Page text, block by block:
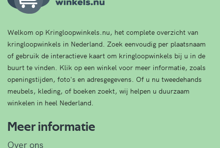
Welkom op Kringloopwinkels.nu, het complete overzicht van
kringloopwinkels in Nederland. Zoek eenvoudig per plaatsnaam
of gebruik de interactieve kaart om kringloopwinkels bij u in de
buurt te vinden. Klik op een winkel voor meer informatie, zoals
openingstijden, foto's en adresgegevens. Of u nu tweedehands
meubels, kleding, of boeken zoekt, wij helpen u duurzaam
winkelen in heel Nederland.
Meer informatie
Over ons